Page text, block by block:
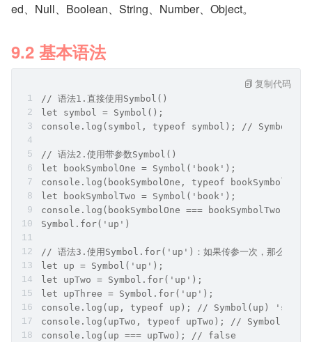
ed、Null、Boolean、String、Number、Object。
9.2 基本语法
// 语法1.直接使用Symbol()
let symbol = Symbol();
console.log(symbol, typeof symbol); // Symbol()
// 语法2.使用带参数Symbol()
let bookSymbolOne = Symbol('book');
console.log(bookSymbolOne, typeof
let bookSymbolTwo = Symbol('book');
console.log(bookSymbolOne === bookSymbolTwo);
Symbol.for('up')
// 语法3.使用Symbol.for('up')：如果传参一次，那么多次
let up = Symbol('up');
let upTwo = Symbol.for('up');
let upThree = Symbol.for('up');
console.log(up, typeof up); // Symbol(up)
console.log(upTwo, typeof upTwo); // Symbol(up)
console.log(up === upTwo); // false
复制代码